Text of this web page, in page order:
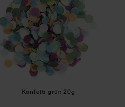
Konfetti grün 20g